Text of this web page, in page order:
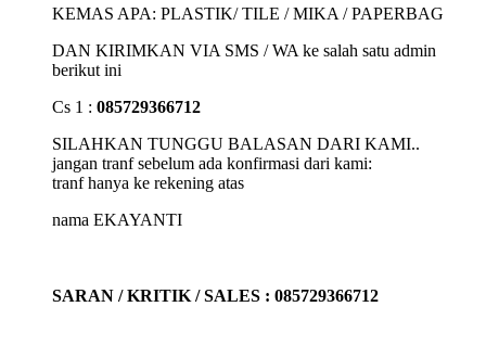
KEMAS APA: PLASTIK/ TILE / MIKA / PAPERBAG
DAN KIRIMKAN VIA SMS / WA ke salah satu admin
berikut ini
Cs 1 : 085729366712
SILAHKAN TUNGGU BALASAN DARI KAMI..
jangan tranf sebelum ada konfirmasi dari kami:
tranf hanya ke rekening atas
nama EKAYANTI
SARAN / KRITIK / SALES : 085729366712